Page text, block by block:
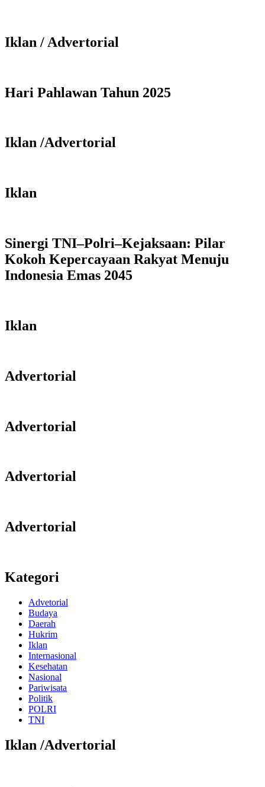
Iklan / Advertorial
Hari Pahlawan Tahun 2025
Iklan /Advertorial
Iklan
Sinergi TNI–Polri–Kejaksaan: Pilar
Kokoh Kepercayaan Rakyat Menuju
Indonesia Emas 2045
Iklan
Advertorial
Advertorial
Advertorial
Advertorial
Kategori
Advetorial
Budaya
Daerah
Hukrim
Iklan
Internasional
Kesehatan
Nasional
Pariwisata
Politik
POLRI
TNI
Iklan /Advertorial